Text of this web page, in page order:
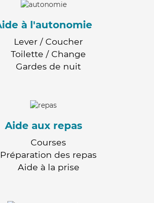
à l'autonomie
Lever / Coucher
Toilette / Change
Gardes de nuit
Aide aux repas
Courses
Préparation des repas
Aide à la prise